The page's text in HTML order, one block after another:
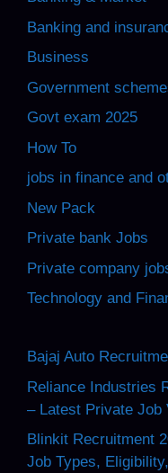
Banking and
Business
Government
Govt exam 2025
How To
jobs in finance and
New Pack
Private bank Jobs
Private company
Technology and
Bajaj Auto
Reliance Industries
– Latest Private Job
Blinkit Recruitment
Job Types,